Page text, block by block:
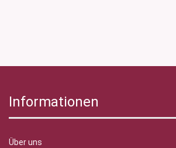
Informationen
Über uns